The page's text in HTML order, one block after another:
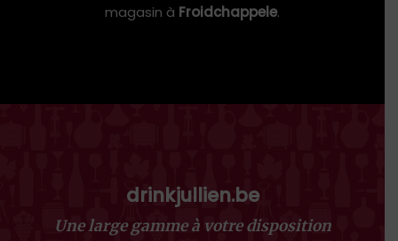
magasin à Froidchappele.
drinkjullien.be
Une large gamme à votre disposition